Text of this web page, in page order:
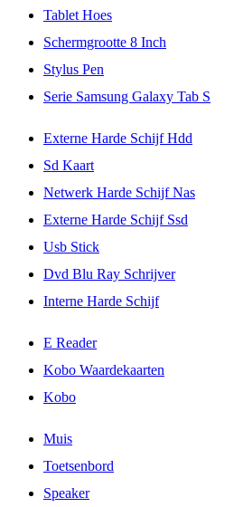
Tablet Hoes
Schermgrootte 8 Inch
Stylus Pen
Serie Samsung Galaxy Tab S
Externe Harde Schijf Hdd
Sd Kaart
Netwerk Harde Schijf Nas
Externe Harde Schijf Ssd
Usb Stick
Dvd Blu Ray Schrijver
Interne Harde Schijf
E Reader
Kobo Waardekaarten
Kobo
Muis
Toetsenbord
Speaker